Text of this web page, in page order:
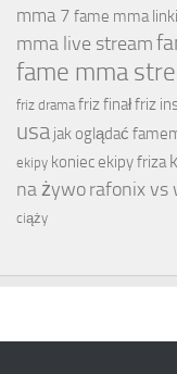
mma 7 fame mma
mma live stream
fame mma
friz drama friz finałfriz
usa jak oglądać
ekipy koniec ekipy friza
na żyworafonix vs
ciąży